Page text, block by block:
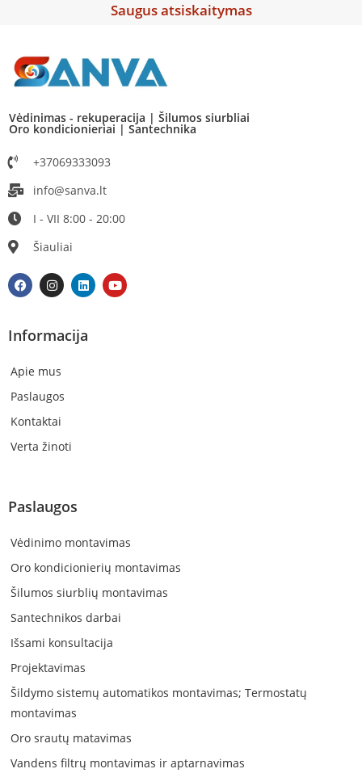
Saugus atsiskaitymas
Vėdinimas - rekuperacija | Šilumos siurbliai
Oro kondicionieriai | Santechnika
+37069333093
info@sanva.lt
I - VII 8:00 - 20:00
Šiauliai
Informacija
Apie mus
Paslaugos
Kontaktai
Verta žinoti
Paslaugos
Vėdinimo montavimas
Oro kondicionierių montavimas
Šilumos siurblių montavimas
Santechnikos darbai
Išsami konsultacija
Projektavimas
Šildymo sistemų automatikos montavimas; Termostatų
montavimas
Oro srautų matavimas
Vandens filtrų montavimas ir aptarnavimas